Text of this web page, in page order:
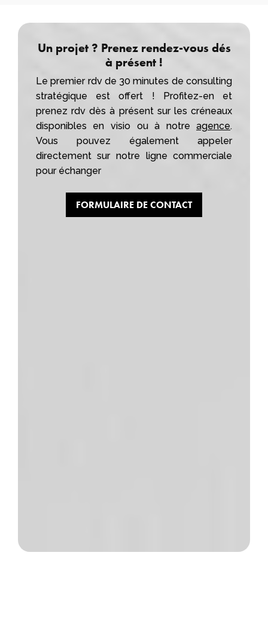
Un projet ? Prenez rendez-vous dés
à présent !
Le premier rdv de 30 minutes de consulting
stratégique est offert ! Profitez-en et
prenez rdv dès à présent sur les créneaux
disponibles en visio ou à notreagence.
Vous pouvez également appeler
directement sur notre ligne commerciale
pour échanger
FORMULAIRE DE CONTACT